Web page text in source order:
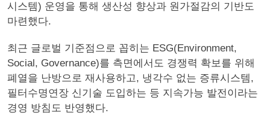
시스템) 운영을 통해 생산성 향상과 원가절감의 기반도
마련했다.
최근 글로벌 기준점으로 꼽히는 ESG(Environment,
Social, Governance)를 측면에서도 경쟁력 확보를 위해
폐열을 난방으로 재사용하고, 냉각수 없는 증류시스템,
필터수명연장 신기술 도입하는 등 지속가능 발전이라는
경영 방침도 반영했다.